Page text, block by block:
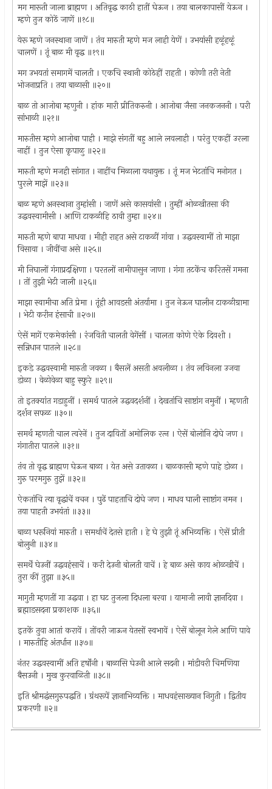
मग मारूती जाला ब्राह्मण । अतिवृद्ध काठी हातीं घेऊन । तया बालकापासीं येऊन ।
म्हणे तुज कोठें जाणें ॥१८॥
येरू म्हणे जनस्थाना जाणें । तंव मारुती म्हणे मज लाही येणें । उभयांसी हळूंहळूं
चालणें । तूं बाळ मी वृद्ध ॥१९॥
मग उभयतां समागमें चालती । एकचि स्थानी कोठेहीं राहती । कोणी तरी नेती
भोजनाप्रति । तया बाळासी ॥२०॥
बाळ तो आजोबा म्हणुनी । हांक मारी प्रीतिकरुनी । आजोबा जैसा जनकजननी । परी
सांभाळी ॥२१॥
मारुतीस म्हणे आजोबा पाही । माझे संगतीं बहु आले लवलाही । परंतु एकहीं उरला
नाहीं । तुज ऐसा कृपाळु ॥२२॥
मारुती म्हणे मजही सांगात । नाहींच मिळाला यथायुक्त । तूं मज भेटतांचि मनोगत ।
पुरले माझें ॥२३॥
बाळ म्हणे अनस्थाना तुम्हांसी । जाणें असे कासयांसी । तुम्हीं ओळखीतसा की
उद्धवस्वामीसी । आणि टाकळीहि ठावी तुम्हा ॥२४॥
मारुती म्हणे बापा माधवा । मीही राहत असे टाकळीं गांवा । उद्धवस्वामीं तो माझा
विसावा । जीवींचा असे ॥२५॥
मी निघालों गंगाप्रदक्षिणा । परतलों नामीपासुन जाणा । गंगा तटकेंच करितसें गमना
। तों तुझी भेटी जाली ॥२६॥
माझा स्वामीचा अति प्रेमा । तूंही आवडसी अंतर्यामा । तुज नेऊन घालीन टाकळीग्रामा
। भेटी करीन हंसाची ॥२७॥
ऐसें मागें एकमेकांसी । रंजविती चालती वेगेंसीं । चालता कोणे ऐके दिवशी ।
सन्निधान पातले ॥२८॥
इकडे उद्धवस्वामी मारुती जवळा । बैसलें असती अवलीळा । तंव लविनला उजवा
डोळा । वेळोवेळा बाहु स्फुरे ॥२९॥
तो इतक्यांत गडाहुनीं । समर्थ पातले उद्धवदर्शनीं । देखतांचि साष्टांग नमुनीं । म्हणती
दर्शन सफळ ॥३०॥
समर्थ म्हणती चाल त्वरेनें । तुज दावितों अमोलिक रत्‍न । ऐसें बोलोनि दोघे जण ।
गंगातीरा पातले ॥३१॥
तंव तो वृद्ध ब्राह्मण घेऊन बाळा । येत असे उतावळा । बाळकासी म्हणे पाहे डोळा ।
गुरु परमगुरु तुझें ॥३२॥
ऐकतांचि त्या वृद्धांचें वचन । पुढें पाहताचि दोघे जण । माधव घाली साष्टांग नमन ।
तया पाहती उभयंतां ॥३३॥
बाळा धरूनियां मारुती । समर्थाचें देतसे हाती । हे घे तुझी तूं अभिव्यक्ति । ऐसें प्रीती
बोलुनी ॥३४॥
समर्थें घेउनीं उद्धवहंसाचें । करी देउनी बोलती वाचें । हे बाळ असे काय ओळखीचें ।
तुरा कीं तुझा ॥३५॥
मागुती म्हणतीं गा उद्धवा । हा घट तुजला दिधला बरवा । यामाजी लावी ज्ञानदिवा ।
ब्रह्माडसदना प्रकाशक ॥३६॥
इतकें तुवा आतां करावें । तोंवरी जाऊन येतसों स्वभावें । ऐसें बोलून गेले आणि पावे
। मारुतीहि अंतर्धान ॥३७॥
नंतर उद्धवस्वामीं अति हर्षोंनी । बाळासि घेउनी आले सदनी । मांडीवरी चिमणिया
बैसउनी । मुख कुरवाळिती ॥३८॥
इति श्रीमद्धंसगुरुपद्धति । ग्रंथरूपें ज्ञानाभिव्यक्ति । माधवहंसाख्यान निगुती । द्वितीय
प्रकरणी ॥२॥